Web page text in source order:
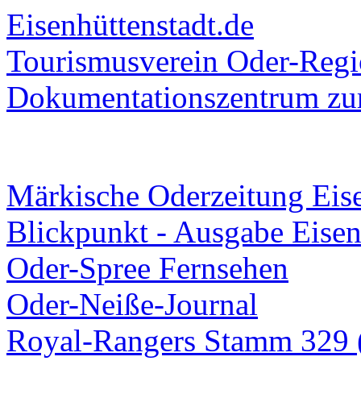
Eisenhüttenstadt.de
Tourismusverein Oder-
Dokumentationszentrum
Märkische Oderzeitung
Blickpunkt - Ausgabe
Oder-Spree Fernsehen
Oder-Neiße-Journal
Royal-Rangers Stamm